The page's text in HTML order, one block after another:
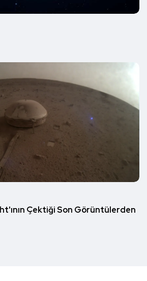
Çektiği Son Görüntülerden